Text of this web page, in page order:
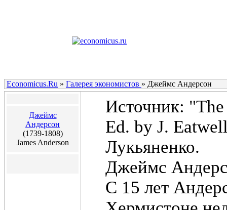
Economicus.Ru » Галерея экономистов » Джеймс Андерсон
Джеймс
Андерсон
(1739-1808)
James Anderson
Источник:
Ed. by J.
Лукьяненко.
Джеймс
С 15 лет